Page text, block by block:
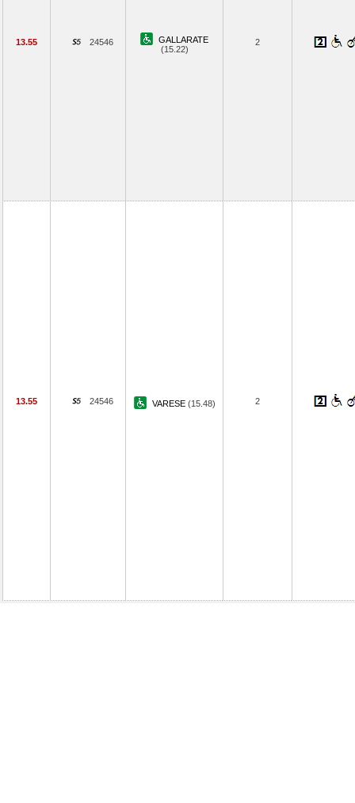
13.55 24546
GALLARATE
(15.22)
2
13.55 24546 VARESE (15.48) 2